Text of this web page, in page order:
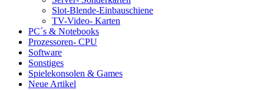
Slot-Blende-Einbauschiene
TV-Video- Karten
PC´s & Notebooks
Prozessoren- CPU
Software
Sonstiges
Spielekonsolen & Games
Neue Artikel